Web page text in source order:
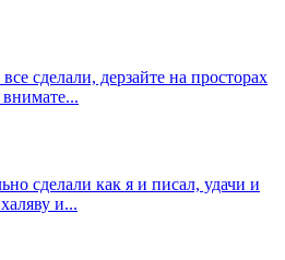
сделали, дерзайте на просторах
внимате...
сделали как я и писал, удачи и
и...